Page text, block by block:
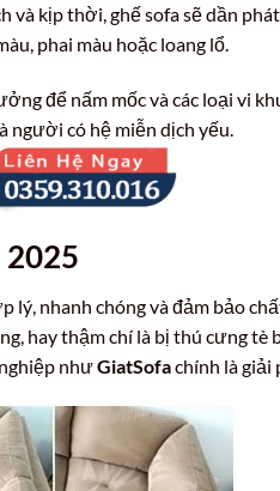
kịp thời, ghế sofa sẽ dần
phai màu hoặc loang lổ.
để nấm mốc và các loại vi
người có hệ miễn dịch yếu.
2025
nhanh chóng và đảm bảo
hay thậm chí là bị thú cưng
nhưGiatSofachính là giải